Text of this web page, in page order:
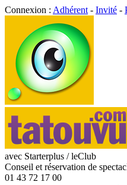
Connexion : Adhérent - Invité -
avec Starterplus / leClub
Conseil et réservation de
01 43 72 17 00